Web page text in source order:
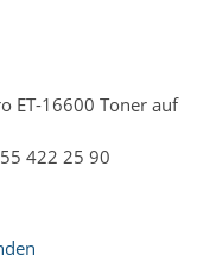
ET-16600 Toner auf
422 25 90